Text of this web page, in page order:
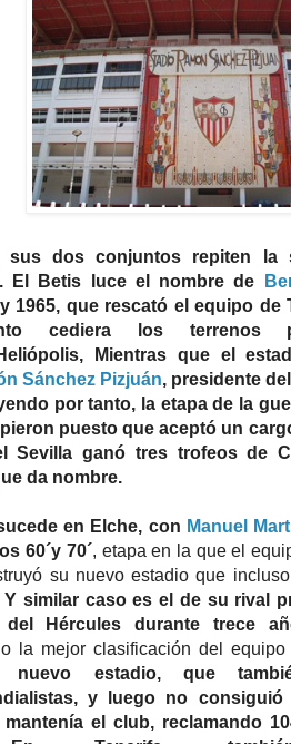
sus dos conjuntos repiten la
El Betis luce el nombre de
1965, que rescató el equipo
cediera los
Mientras que el
Sánchez Pizjuán, presidente
por tanto, la etapa de la
puesto que aceptó un
Sevilla ganó tres trofeos de
da nombre.
en Elche, con Manuel
60´y 70´, etapa en la que el
su nuevo estadio que
Y similar caso es el de su rival
del Hércules durante trece
la mejor clasificación del
nuevo estadio, que
y luego no
el club, reclamando